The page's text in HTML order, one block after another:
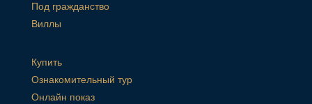
Под гражданство
Виллы
Купить
Ознакомительный тур
Онлайн показ